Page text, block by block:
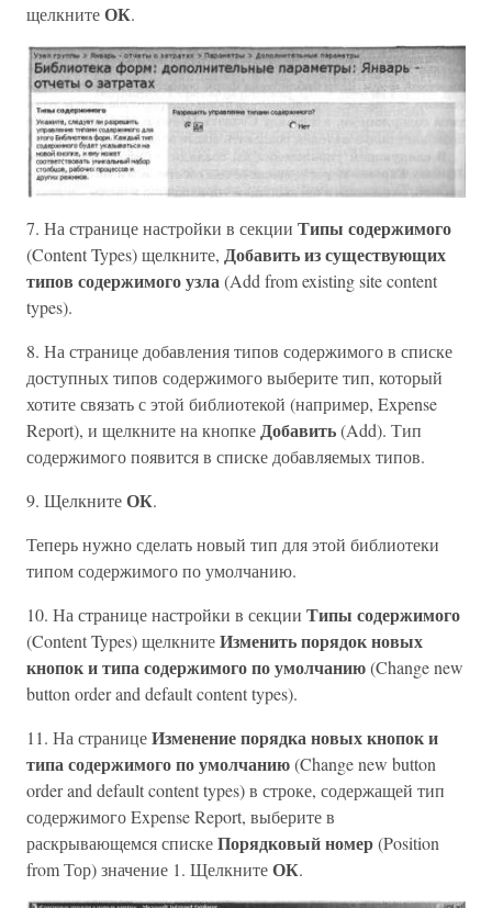
щелкнитеОК.
7. На странице настройки в секции Типы содержимого
(Content Types) щелкните, Добавить из существующих
типов содержимого узла(Add from existing site content
types).
8. На странице добавления типов содержимого в списке
доступных типов содержимого выберите тип, который
хотите связать с этой библиотекой (например, Expense
Report), и щелкните на кнопкеДобавить(Add). Тип
содержимого появится в списке добавляемых типов.
9. ЩелкнитеОК.
Теперь нужно сделать новый тип для этой библиотеки
типом содержимого по умолчанию.
10. На странице настройки в секции Типы содержимого
(Content Types) щелкнитеИзменить порядок новых
кнопок и типа содержимого по умолчанию(Change new
button order and default content types).
11. На страницеИзменение порядка новых кнопок и
типа содержимого по умолчанию(Change new button
order and default content types) в строке, содержащей тип
содержимого Expense Report, выберите в
раскрывающемся спискеПорядковый номер(Position
from Тор) значение 1. ЩелкнитеОК.